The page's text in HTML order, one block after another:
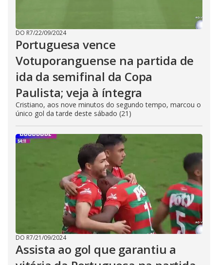
DO R7/22/09/2024
Portuguesa vence
Votuporanguense na partida de
ida da semifinal da Copa
Paulista; veja à íntegra
Cristiano, aos nove minutos do segundo tempo, marcou o
único gol da tarde deste sábado (21)
DO R7/21/09/2024
Assista ao gol que garantiu a